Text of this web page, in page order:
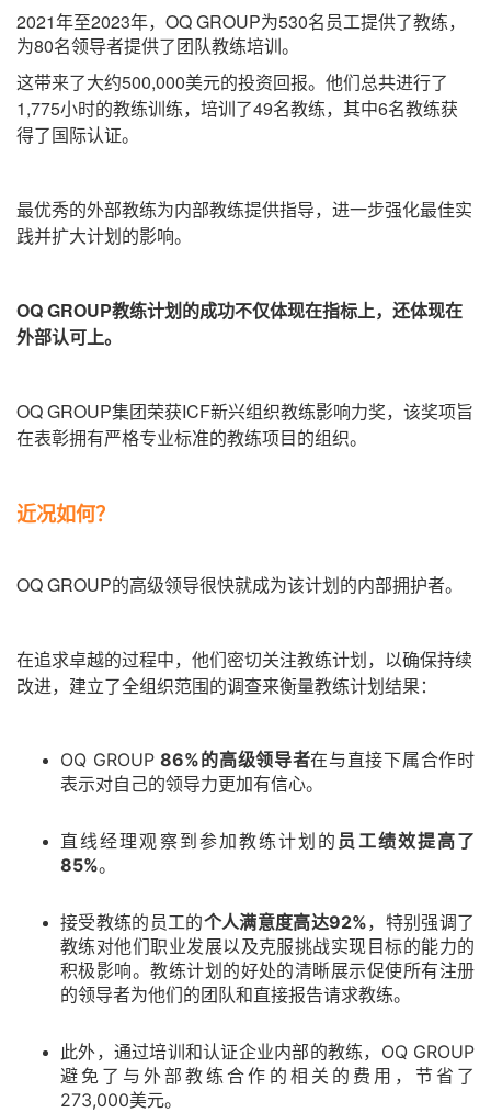
2021年至2023年，OQ GROUP为530名员工提供了教练，
为80名领导者提供了团队教练培训。
这带来了大约500,000美元的投资回报。 他们总共进行了
1,775小时的教练训练，培训了49名教练，其中6名教练获
得了国际认证。
最优秀的外部教练为内部教练提供指导，进一步强化最佳实
践并扩大计划的影响。
OQ GROUP教练计划的成功不仅体现在指标上，还体现在
外部认可上。
OQ GROUP集团荣获ICF新兴组织教练影响力奖，该奖项旨
在表彰拥有严格专业标准的教练项目的组织。
近况如何？
OQ GROUP的高级领导很快就成为该计划的内部拥护者。
在追求卓越的过程中，他们密切关注教练计划，以确保持续
改进，建立了全组织范围的调查来衡量教练计划结果：
OQ GROUP86%的高级领导者在与直接下属合作时
表示对自己的领导力更加有信心。
直线经理观察到参加教练计划的 员工绩效提高了
85%。
接受教练的员工的个人满意度高达92%，特别强调了
教练对他们职业发展以及克服挑战实现目标的能力的
积极影响。教练计划的好处的清晰展示促使所有注册
的领导者为他们的团队和直接报告请求教练。
此外，通过培训和认证企业内部的教练，OQ GROUP
避免了与外部教练合作的相关的费用，节省了
273,000美元。